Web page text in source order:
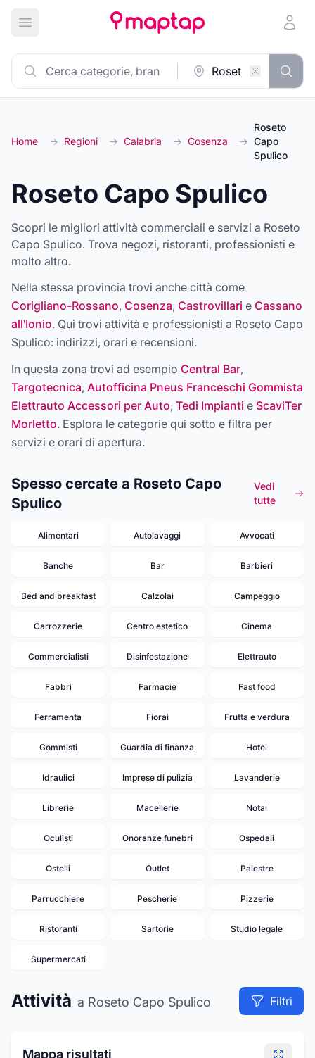
Apri menu principale
Home → Regioni → Calabria → Cosenza →
Roseto
Capo
Spulico
Roseto Capo Spulico
Scopri le migliori attività commerciali e servizi a Roseto
Capo Spulico. Trova negozi, ristoranti, professionisti e
molto altro.
Nella stessa provincia trovi anche città come
Corigliano-Rossano, Cosenza, Castrovillari e Cassano
all'Ionio. Qui trovi attività e professionisti a Roseto Capo
Spulico: indirizzi, orari e recensioni.
In questa zona trovi ad esempio Central Bar,
Targotecnica, Autofficina Pneus Franceschi Gommista
Elettrauto Accessori per Auto, Tedi Impianti e ScaviTer
Morletto. Esplora le categorie qui sotto e filtra per
servizi e orari di apertura.
Spesso cercate a Roseto Capo
Spulico
Vedi
tutte
Alimentari Autolavaggi Avvocati
Banche Bar Barbieri
Bed and breakfast Calzolai Campeggio
Carrozzerie Centro estetico Cinema
Commercialisti Disinfestazione Elettrauto
Fabbri Farmacie Fast food
Ferramenta Fiorai Frutta e verdura
Gommisti Guardia di finanza Hotel
Idraulici Imprese di pulizia Lavanderie
Librerie Macellerie Notai
Oculisti Onoranze funebri Ospedali
Ostelli Outlet Palestre
Parrucchiere Pescherie Pizzerie
Ristoranti Sartorie Studio legale
Supermercati
Attività a Roseto Capo Spulico Filtri
Mappa risultati
11
12
13